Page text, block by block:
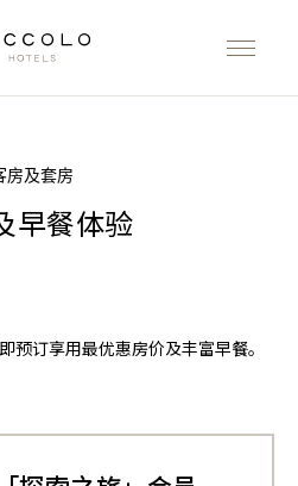
房及套房
早餐体验
预订享用最优惠房价及丰富早餐。